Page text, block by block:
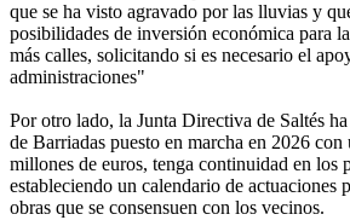
que se ha visto agravado por las lluvias y
posibilidades de inversión económica para
más calles, solicitando si es necesario el
administraciones"
Por otro lado, la Junta Directiva de Saltés
de Barriadas puesto en marcha en 2026 con
millones de euros, tenga continuidad en los
estableciendo un calendario de actuaciones
obras que se consensuen con los vecinos.